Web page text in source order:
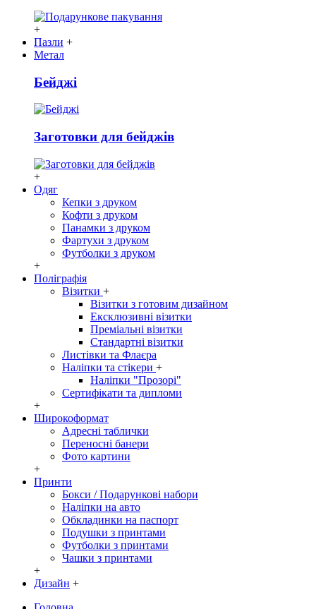
+
Пазли +
Метал
Бейджі
Заготовки для бейджів
+
Одяг
Кепки з друком
Кофти з друком
Панамки з друком
Фартухи з друком
Футболки з друком
+
Поліграфія
Візитки +
Візитки з готовим дизайном
Ексклюзивні візитки
Преміальні візитки
Стандартні візитки
Листівки та Флаєра
Наліпки та стікери +
Наліпки "Прозорі"
Сертифікати та дипломи
+
Широкоформат
Адресні таблички
Переносні банери
Фото картини
+
Принти
Бокси / Подарункові набори
Наліпки на авто
Обкладинки на паспорт
Подушки з принтами
Футболки з принтами
Чашки з принтами
+
Дизайн +